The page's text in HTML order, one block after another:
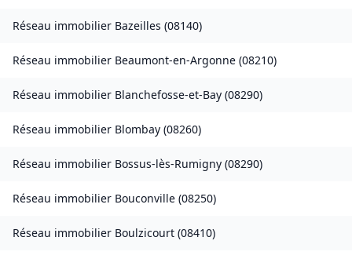
Réseau immobilier Bazeilles (08140)
Réseau immobilier Beaumont-en-Argonne (08210)
Réseau immobilier Blanchefosse-et-Bay (08290)
Réseau immobilier Blombay (08260)
Réseau immobilier Bossus-lès-Rumigny (08290)
Réseau immobilier Bouconville (08250)
Réseau immobilier Boulzicourt (08410)